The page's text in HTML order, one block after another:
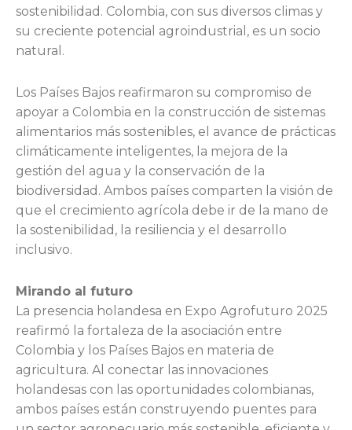
sostenibilidad. Colombia, con sus diversos climas y
su creciente potencial agroindustrial, es un socio
natural.
Los Países Bajos reafirmaron su compromiso de
apoyar a Colombia en la construcción de sistemas
alimentarios más sostenibles, el avance de prácticas
climáticamente inteligentes, la mejora de la
gestión del agua y la conservación de la
biodiversidad. Ambos países comparten la visión de
que el crecimiento agrícola debe ir de la mano de
la sostenibilidad, la resiliencia y el desarrollo
inclusivo.
Mirando al futuro
La presencia holandesa en Expo Agrofuturo 2025
reafirmó la fortaleza de la asociación entre
Colombia y los Países Bajos en materia de
agricultura. Al conectar las innovaciones
holandesas con las oportunidades colombianas,
ambos países están construyendo puentes para